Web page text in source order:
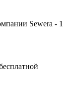
Sewera - 1